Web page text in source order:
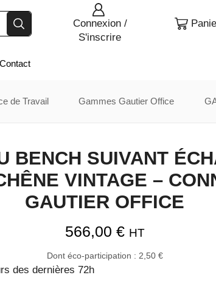
Connexion /
S'inscrire
Contact
de Travail Gammes Gautier Office
BENCH SUIVANT
VINTAGE –
GAUTIER OFFICE
566,00 € HT
Dont éco-participation : 2,50 €
des dernières 72h